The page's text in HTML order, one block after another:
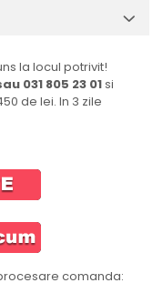
la locul potrivit!
031 805 23 01si
de lei. In 3 zile
comanda: